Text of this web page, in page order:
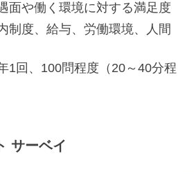
面や働く環境に対する満足度
制度、給与、労働環境、人間
1回、100問程度（20～40分程
サーベイ